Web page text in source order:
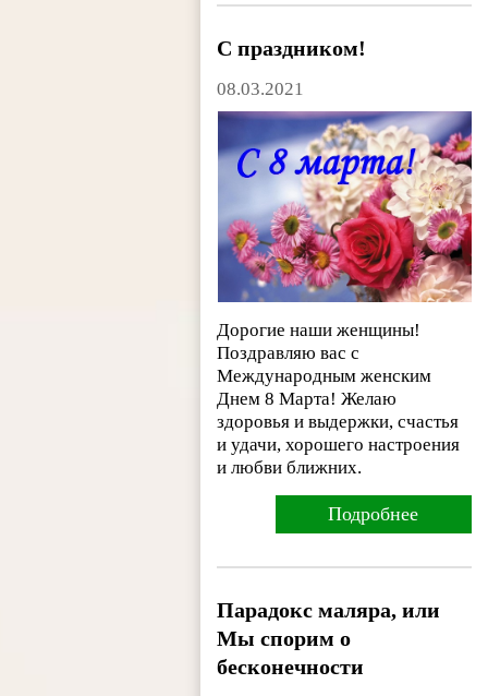
С праздником!
08.03.2021
Дорогие наши женщины!
Поздравляю вас с
Международным женским
Днем 8 Марта! Желаю
здоровья и выдержки, счастья
и удачи, хорошего настроения
и любви ближних.
Подробнее
Парадокс маляра, или
Мы спорим о
бесконечности